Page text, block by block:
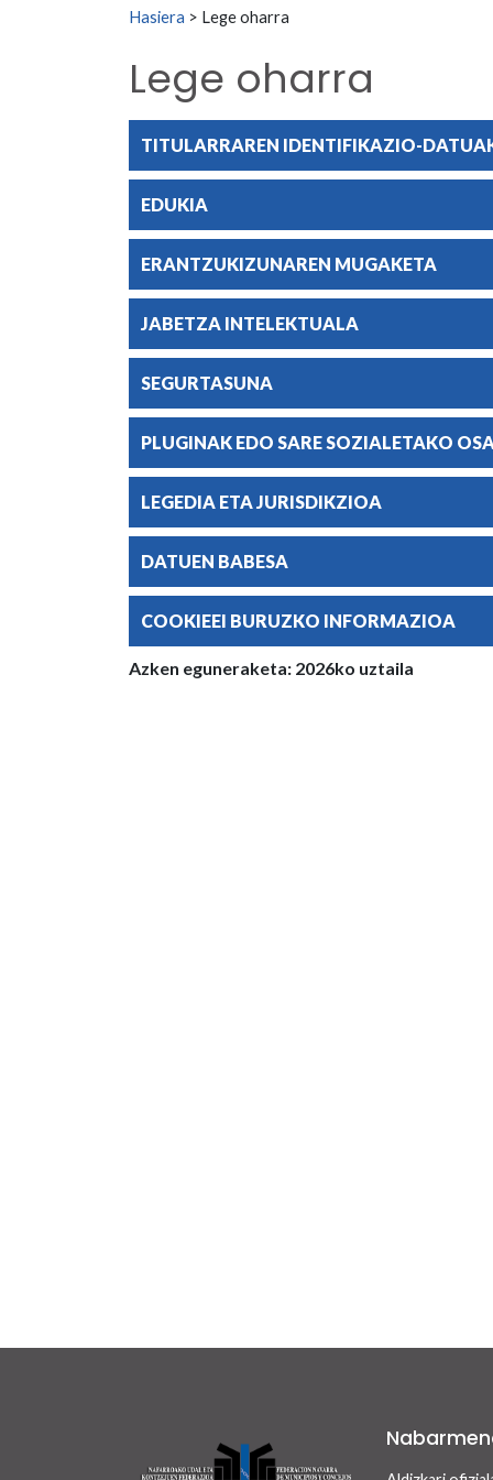
Search for:
Hasiera > Lege oharra
Lege oharra
TITULARRAREN IDENTIFIKAZIO-
EDUKIA
ERANTZUKIZUNAREN MUGAKETA
JABETZA INTELEKTUALA
SEGURTASUNA
PLUGINAK EDO SARE SOZIALETAKO
LEGEDIA ETA JURISDIKZIOA
DATUEN BABESA
COOKIEEI BURUZKO INFORMAZIOA
Azken eguneraketa: 2026ko uztaila